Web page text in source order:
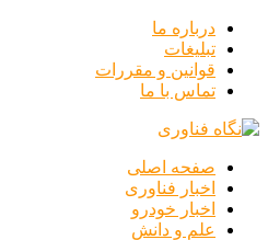
درباره ما
تبلیغات
قوانین و مقررات
تماس با ما
صفحه اصلی
اخبار فناوری
اخبار خودرو
علم و دانش